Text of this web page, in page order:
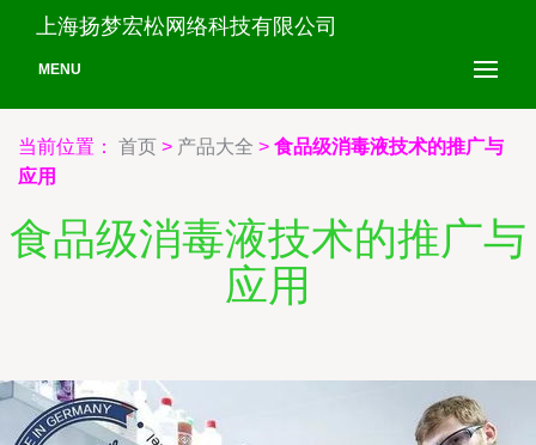
上海扬梦宏松网络科技有限公司
MENU
当前位置： 首页 > 产品大全 > 食品级消毒液技术的推广与
应用
食品级消毒液技术的推广与
应用